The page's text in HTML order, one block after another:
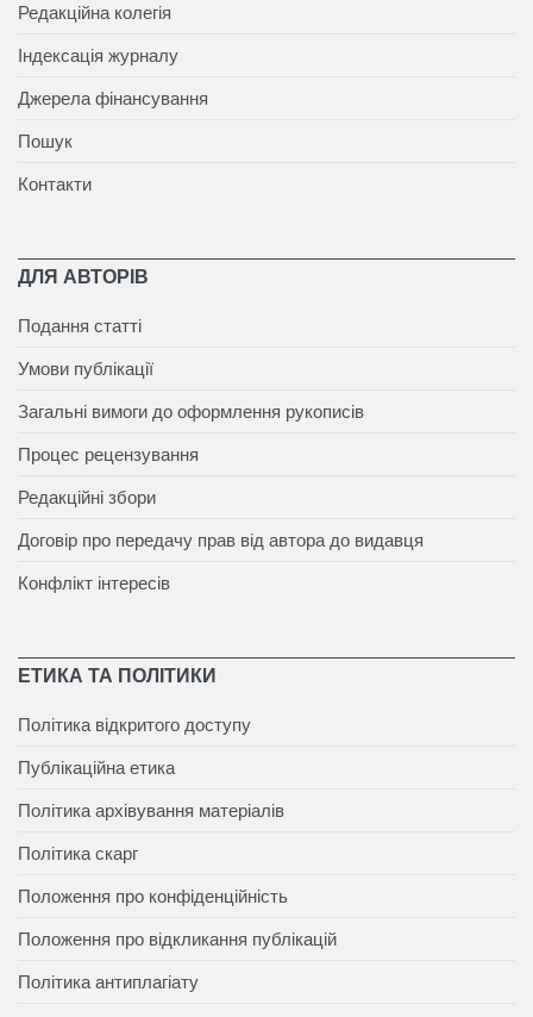
Редакційна колегія
Індексація журналу
Джерела фінансування
Пошук
Контакти
ДЛЯ АВТОРІВ
Подання статті
Умови публікації
Загальні вимоги до оформлення рукописів
Процес рецензування
Редакційні збори
Договір про передачу прав від автора до видавця
Конфлікт інтересів
ЕТИКА ТА ПОЛІТИКИ
Політика відкритого доступу
Публікаційна етика
Політика архівування матеріалів
Політика скарг
Положення про конфіденційність
Положення про відкликання публікацій
Політика антиплагіату